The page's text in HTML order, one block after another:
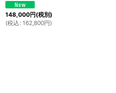
148,000円(税別)
(税込 : 162,800円)